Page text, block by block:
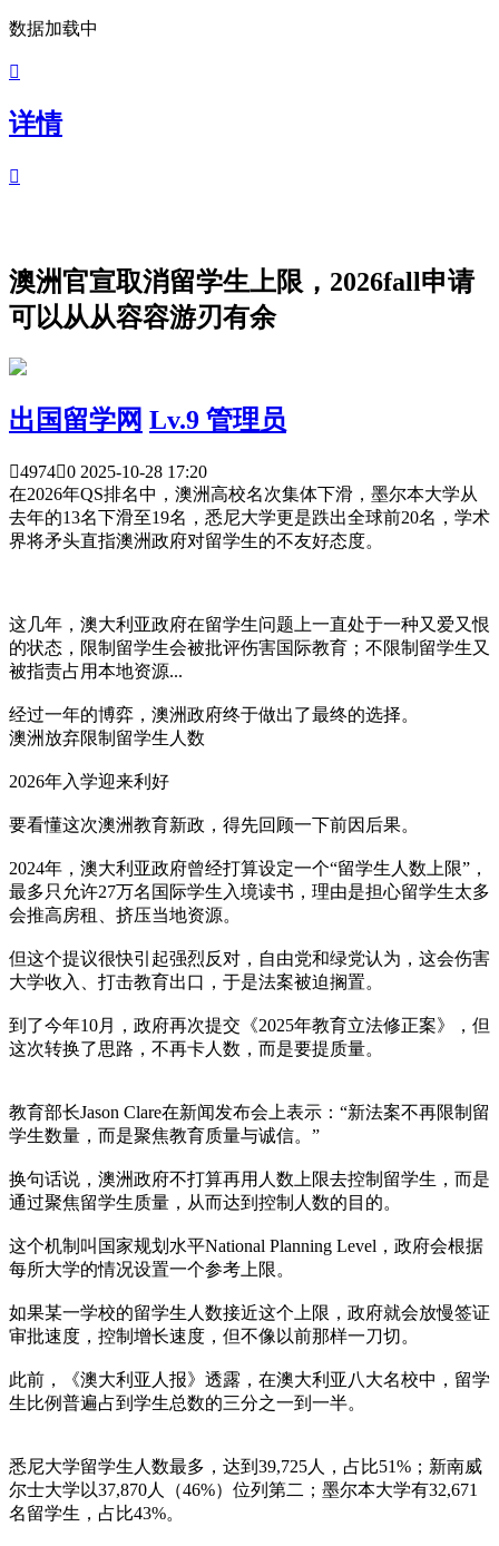
数据加载中

详情

澳洲官宣取消留学生上限，2026fall申请
可以从从容容游刃有余
出国留学网 Lv.9 管理员
49740 2025-10-28 17:20
在2026年QS排名中，澳洲高校名次集体下滑，墨尔本大学从
去年的13名下滑至19名，悉尼大学更是跌出全球前20名，学术
界将矛头直指澳洲政府对留学生的不友好态度。
这几年，澳大利亚政府在留学生问题上一直处于一种又爱又恨
的状态，限制留学生会被批评伤害国际教育；不限制留学生又
被指责占用本地资源...
经过一年的博弈，澳洲政府终于做出了最终的选择。
澳洲放弃限制留学生人数
2026年入学迎来利好
要看懂这次澳洲教育新政，得先回顾一下前因后果。
2024年，澳大利亚政府曾经打算设定一个“留学生人数上限”，
最多只允许27万名国际学生入境读书，理由是担心留学生太多
会推高房租、挤压当地资源。
但这个提议很快引起强烈反对，自由党和绿党认为，这会伤害
大学收入、打击教育出口，于是法案被迫搁置。
到了今年10月，政府再次提交《2025年教育立法修正案》，但
这次转换了思路，不再卡人数，而是要提质量。
教育部长Jason Clare在新闻发布会上表示：“新法案不再限制留
学生数量，而是聚焦教育质量与诚信。”
换句话说，澳洲政府不打算再用人数上限去控制留学生，而是
通过聚焦留学生质量，从而达到控制人数的目的。
这个机制叫国家规划水平National Planning Level，政府会根据
每所大学的情况设置一个参考上限。
如果某一学校的留学生人数接近这个上限，政府就会放慢签证
审批速度，控制增长速度，但不像以前那样一刀切。
此前，《澳大利亚人报》透露，在澳大利亚八大名校中，留学
生比例普遍占到学生总数的三分之一到一半。
悉尼大学留学生人数最多，达到39,725人，占比51%；新南威
尔士大学以37,870人（46%）位列第二；墨尔本大学有32,671
名留学生，占比43%。